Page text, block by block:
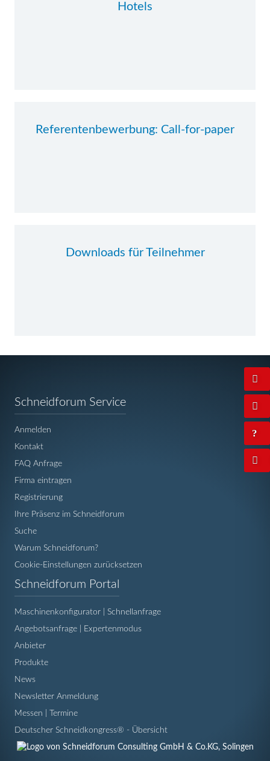
Hotels
Referentenbewerbung: Call-for-paper
Downloads für Teilnehmer
Schneidforum ServiceNavigation
Anmelden
Kontakt
FAQ Anfrage
Firma eintragen
Registrierung
Ihre Präsenz im Schneidforum
Suche
Warum Schneidforum?
Cookie-Einstellungen zurücksetzen
Schneidforum Portal
Maschinenkonfigurator | Schnellanfrage
Angebotsanfrage | Expertenmodus
Anbieter
Produkte
News
Newsletter Anmeldung
Messen | Termine
Deutscher Schneidkongress® - Übersicht